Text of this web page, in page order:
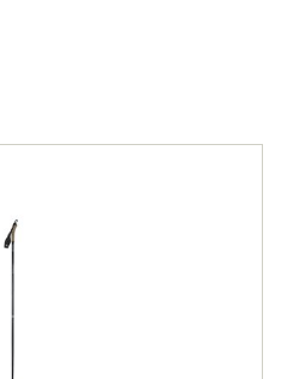
110
130